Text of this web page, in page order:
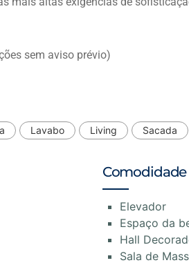
sem aviso prévio)
Lavabo Living Sacada
Comodidade
Elevador
Espaço da
Hall
Sala de